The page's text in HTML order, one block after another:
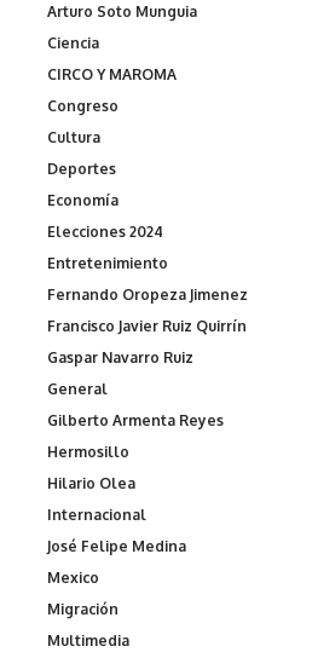
Arturo Soto Munguia
Ciencia
CIRCO Y MAROMA
Congreso
Cultura
Deportes
Economía
Elecciones 2024
Entretenimiento
Fernando Oropeza Jimenez
Francisco Javier Ruiz Quirrín
Gaspar Navarro Ruiz
General
Gilberto Armenta Reyes
Hermosillo
Hilario Olea
Internacional
José Felipe Medina
Mexico
Migración
Multimedia